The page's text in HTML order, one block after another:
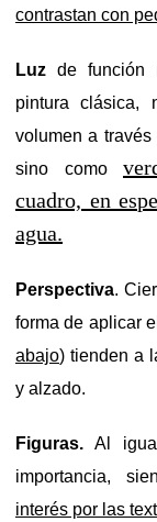
contrastan con
Luz de función
pintura clásica,
volumen a
sino como
cuadro, en
agua.
Perspectiva.
forma de aplicar
abajo) tienden a
y alzado.
Figuras. Al
importancia,
interés por las